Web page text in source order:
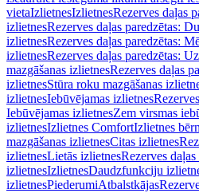
vietaIzlietnesIzlietnesRezerves daļas
izlietnesRezerves daļas paredzētas:
izlietnesRezerves daļas paredzētas:
izlietnesRezerves daļas paredzētas:
mazgāšanas izlietnesRezerves daļas
izlietnesStūra roku mazgāšanas
izlietnesIebūvējamas izlietnes
Iebūvējamas izlietnesZem virsmas
izlietnesIzlietnes ComfortIzlietnes
mazgāšanas izlietnesCitas izlietnes
izlietnesLietās izlietnesRezerves
izlietnesIzlietnesDaudzfunkciju
izlietnesPiederumiAtbalstkājas